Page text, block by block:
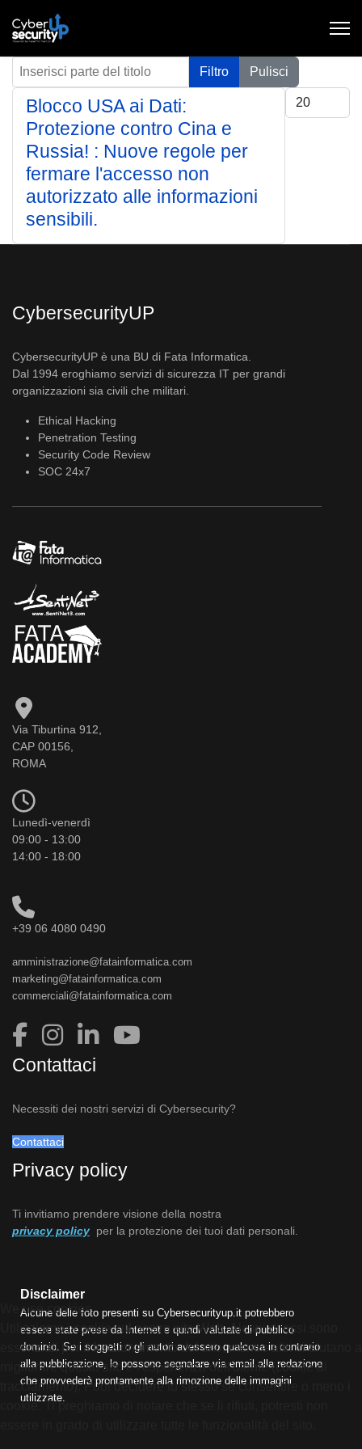
Inserisci parte del titolo Filtro
Pulisci
Visualizza #
Blocco USA ai Dati:
Protezione contro Cina e
Russia! : Nuove regole per
fermare l'accesso non
autorizzato alle informazioni
sensibili.
CybersecurityUP
CybersecurityUP è una BU di Fata Informatica.
Dal 1994 eroghiamo servizi di sicurezza IT per grandi
organizzazioni sia civili che militari.
Ethical Hacking
Penetration Testing
Security Code Review
SOC 24x7
Via Tiburtina 912,
CAP 00156,
ROMA
Lunedì-venerdì
09:00 - 13:00
14:00 - 18:00
+39 06 4080 0490
amministrazione@fatainformatica.com
marketing@fatainformatica.com
commerciali@fatainformatica.com
Contattaci
Necessiti dei nostri servizi di Cybersecurity?
Contattaci
Privacy policy
Ti invitiamo prendere visione della nostra
privacy policy per la protezione dei tuoi dati personali.
Disclaimer
Alcune delle foto presenti su Cybersecurityup.it potrebbero
essere state prese da Internet e quindi valutate di pubblico
dominio. Se i soggetti o gli autori avessero qualcosa in contrario
alla pubblicazione, lo possono segnalare via email alla redazione
che provvederà prontamente alla rimozione delle immagini
utilizzate.
We use cookies
Utilizziamo i cookie sul nostro sito Web. Alcuni di essi sono
essenziali per il funzionamento del sito, mentre altri ci aiutano a
migliorare questo sito e l'esperienza dell'utente (cookie di
tracciamento). Puoi decidere tu stesso se consentire o meno i
cookie. Ti preghiamo di notare che se li rifiuti, potresti non